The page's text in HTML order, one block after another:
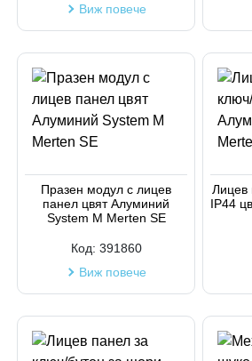
Виж повече
Празен модул с лицев
панел цвят Алуминий
System M Merten SE
Код: 391860
Виж повече
Лицев
IP44